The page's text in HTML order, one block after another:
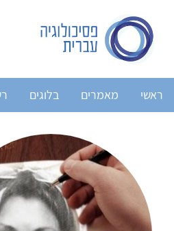
ראשי מאמרים בלוגים